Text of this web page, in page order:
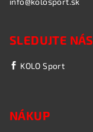
SLEDUJTE NÁS
KOLO Sport
NÁKUP